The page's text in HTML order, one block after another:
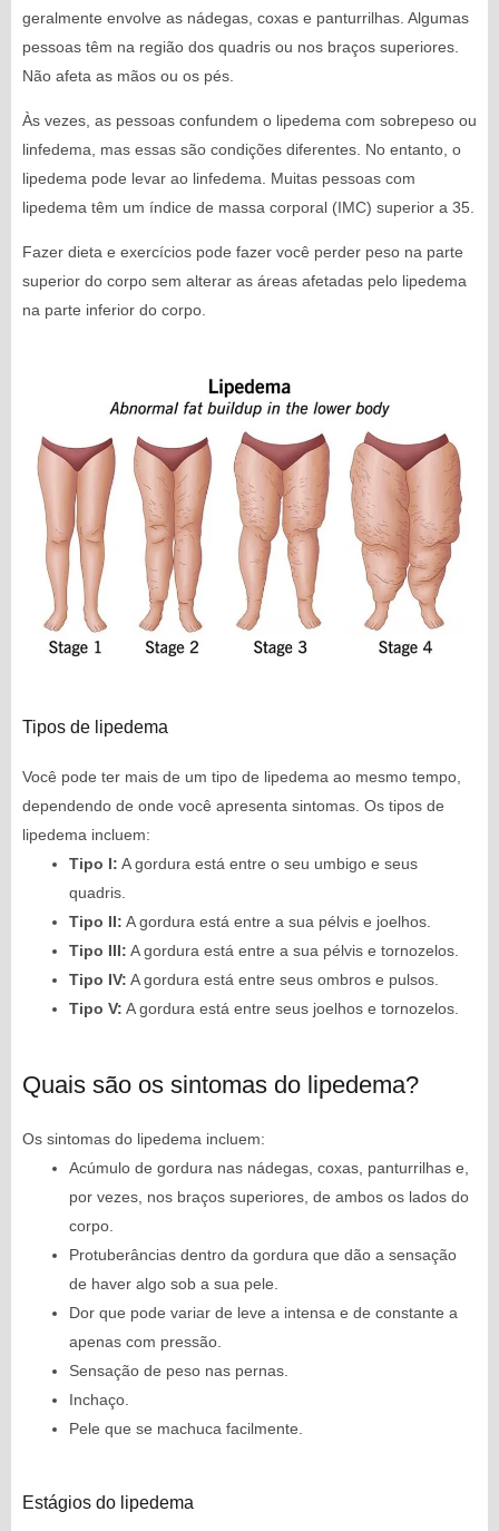
geralmente envolve as nádegas, coxas e panturrilhas. Algumas
pessoas têm na região dos quadris ou nos braços superiores.
Não afeta as mãos ou os pés.
Às vezes, as pessoas confundem o lipedema com sobrepeso ou
linfedema, mas essas são condições diferentes. No entanto, o
lipedema pode levar ao linfedema. Muitas pessoas com
lipedema têm um índice de massa corporal (IMC) superior a 35.
Fazer dieta e exercícios pode fazer você perder peso na parte
superior do corpo sem alterar as áreas afetadas pelo lipedema
na parte inferior do corpo.
Tipos de lipedema
Você pode ter mais de um tipo de lipedema ao mesmo tempo,
dependendo de onde você apresenta sintomas. Os tipos de
lipedema incluem:
Tipo I: A gordura está entre o seu umbigo e seus
quadris.
Tipo II: A gordura está entre a sua pélvis e joelhos.
Tipo III: A gordura está entre a sua pélvis e tornozelos.
Tipo IV: A gordura está entre seus ombros e pulsos.
Tipo V: A gordura está entre seus joelhos e tornozelos.
Quais são os sintomas do lipedema?
Os sintomas do lipedema incluem:
Acúmulo de gordura nas nádegas, coxas, panturrilhas e,
por vezes, nos braços superiores, de ambos os lados do
corpo.
Protuberâncias dentro da gordura que dão a sensação
de haver algo sob a sua pele.
Dor que pode variar de leve a intensa e de constante a
apenas com pressão.
Sensação de peso nas pernas.
Inchaço.
Pele que se machuca facilmente.
Estágios do lipedema